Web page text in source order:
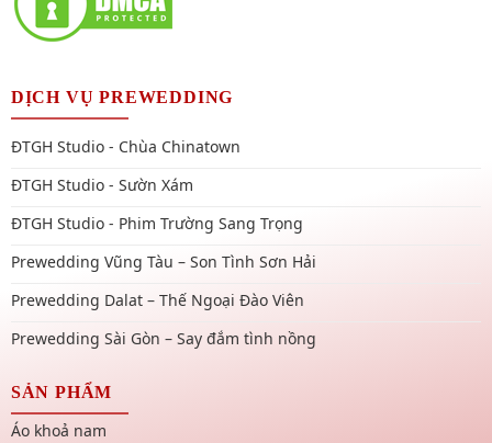
DỊCH VỤ PREWEDDING
ĐTGH Studio - Chùa Chinatown
ĐTGH Studio - Sườn Xám
ĐTGH Studio - Phim Trường Sang Trọng
Prewedding Vũng Tàu – Son Tình Sơn Hải
Prewedding Dalat – Thế Ngoại Đào Viên
Prewedding Sài Gòn – Say đắm tình nồng
SẢN PHẨM
Áo khoả nam